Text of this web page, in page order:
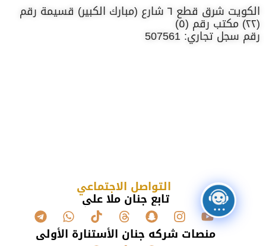
الكويت شرق قطع ٦ شارع (مبارك الكبير) قسيمة رقم
(٢٢) مكتب رقم (٥)
رقم سجل تجاري: 507561
التواصل الاجتماعي
تابع جنان ملا علي
منصات شركه جنان الأستنارة الأولى